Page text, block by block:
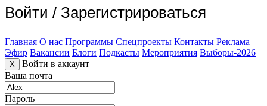
Войти / Зарегистрироваться
Главная О нас Программы Спецпроекты Контакты Реклама
Эфир Вакансии Блоги Подкасты Мероприятия Выборы-2026
X
Войти в аккаунт
Ваша почта
Пароль